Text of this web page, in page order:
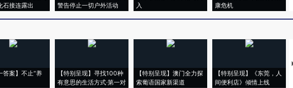
石接连露出
警告停止一切户外活动
入
康危机
答案】不止“养
【特别呈现】寻找100种
有意思的生活方式·第一对
【特别呈现】澳门全力探
索葡语国家新渠道
【特别呈现】《东莞，人
间便利店》倾情上线